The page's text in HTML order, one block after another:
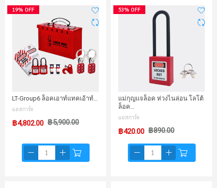
19% OFF
LT-Group6 ล็อคเอาท์แทคเอ้าท์…
แอสการ์ด
฿4,802.00 ฿5,900.00
53% OFF
แม่กุญเเจล็อค ห่วงไนล่อน โลโต้
ล็อค…
แอสการ์ด
฿420.00 ฿890.00